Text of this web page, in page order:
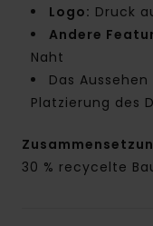
Logo: Druck
Andere
Naht
Das
Platzierung des
30 % recycelte